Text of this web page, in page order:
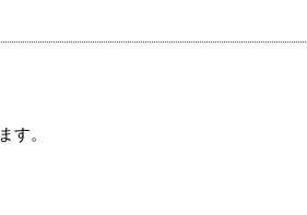
す。